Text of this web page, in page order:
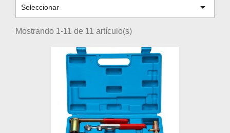
Seleccionar 
Mostrando 1-11 de 11 artículo(s)